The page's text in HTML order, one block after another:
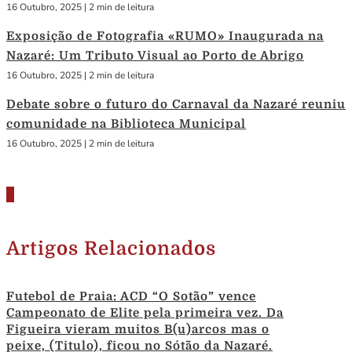
16 Outubro, 2025 | 2 min de leitura
Exposição de Fotografia «RUMO» Inaugurada na
Nazaré: Um Tributo Visual ao Porto de Abrigo
16 Outubro, 2025 | 2 min de leitura
Debate sobre o futuro do Carnaval da Nazaré reuniu
comunidade na Biblioteca Municipal
16 Outubro, 2025 | 2 min de leitura
Artigos Relacionados
Futebol de Praia: ACD “O Sotão” vence
Campeonato de Elite pela primeira vez. Da
Figueira vieram muitos B(u)arcos mas o
peixe, (Titulo), ficou no Sótão da Nazaré.